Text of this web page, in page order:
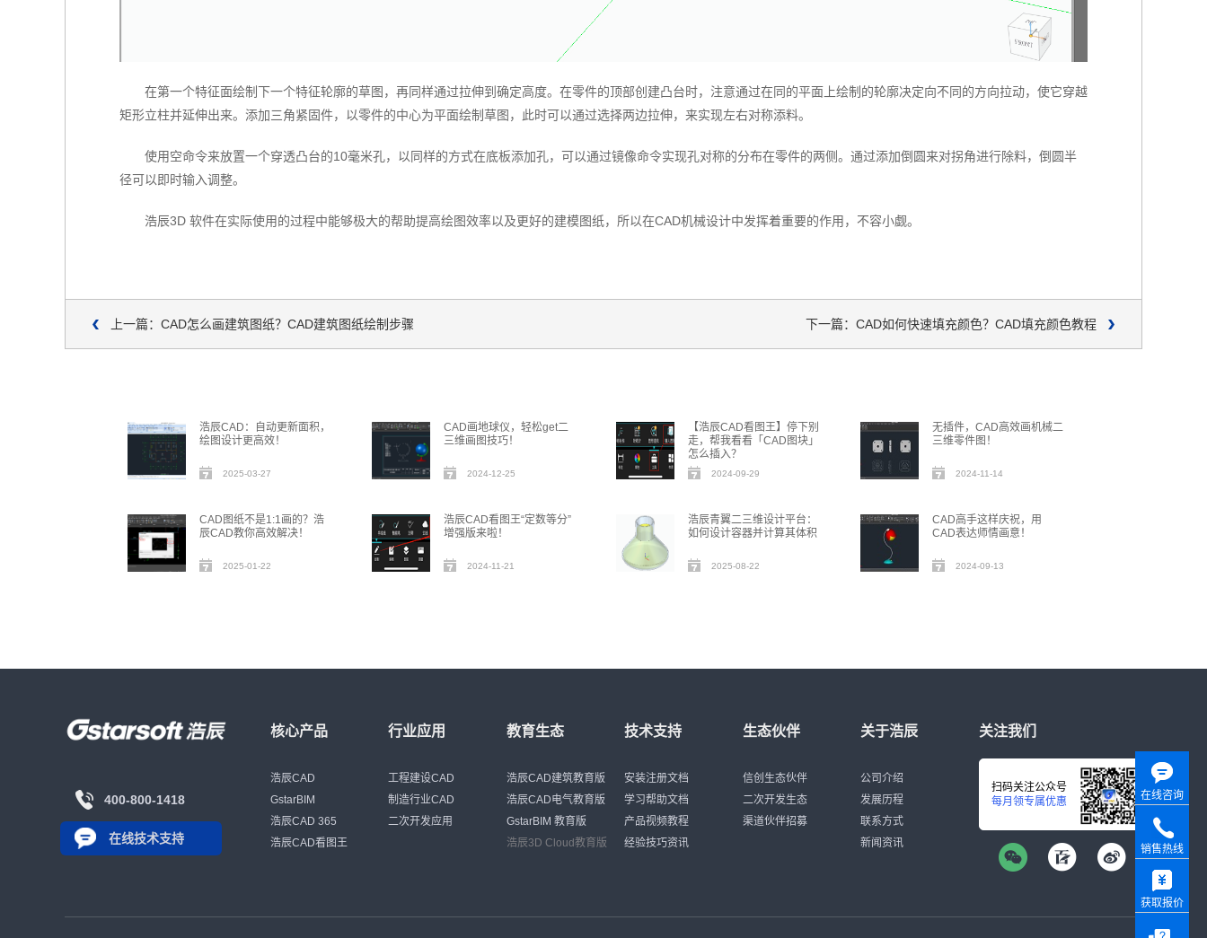
在第一个特征面绘制下一个特征轮廓的草图，再同样通过拉伸到确定高度。在零件的顶部创建凸台时，注意通过在同的平面上绘制的轮廓决定向不同的方向拉动，使它穿越
矩形立柱并延伸出来。添加三角紧固件，以零件的中心为平面绘制草图，此时可以通过选择两边拉伸，来实现左右对称添料。
使用空命令来放置一个穿透凸台的10毫米孔，以同样的方式在底板添加孔，可以通过镜像命令实现孔对称的分布在零件的两侧。通过添加倒圆来对拐角进行除料，倒圆半
径可以即时输入调整。
浩辰3D 软件在实际使用的过程中能够极大的帮助提高绘图效率以及更好的建模图纸，所以在CAD机械设计中发挥着重要的作用，不容小觑。
上一篇：CAD怎么画建筑图纸？CAD建筑图纸绘制步骤 下一篇：CAD如何快速填充颜色？CAD填充颜色教程
浩辰CAD：自动更新面积，
绘图设计更高效！
2025-03-27
CAD画地球仪，轻松get二
三维画图技巧！
2024-12-25
【浩辰CAD看图王】停下别
走，帮我看看「CAD图块」
怎么插入？
2024-09-29
无插件，CAD高效画机械二
三维零件图！
2024-11-14
CAD图纸不是1:1画的？浩
辰CAD教你高效解决！
2025-01-22
浩辰CAD看图王“定数等分”
增强版来啦！
2024-11-21
浩辰青翼二三维设计平台：
如何设计容器并计算其体积
2025-08-22
CAD高手这样庆祝，用
CAD表达师情画意！
2024-09-13
400-800-1418
在线技术支持
核心产品
浩辰CAD
GstarBIM
浩辰CAD 365
浩辰CAD看图王
行业应用
工程建设CAD
制造行业CAD
二次开发应用
教育生态
浩辰CAD建筑教育版
浩辰CAD电气教育版
GstarBIM 教育版
浩辰3D Cloud教育版
技术支持
安装注册文档
学习帮助文档
产品视频教程
经验技巧资讯
生态伙伴
信创生态伙伴
二次开发生态
渠道伙伴招募
关于浩辰
公司介绍
发展历程
联系方式
新闻资讯
关注我们
扫码关注公众号
每月领专属优惠
在线咨询
销售热线
获取报价